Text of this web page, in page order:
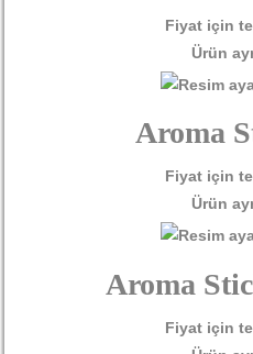
Fiyat için
Ürün
Aroma
Fiyat için
Ürün
Aroma
Fiyat için